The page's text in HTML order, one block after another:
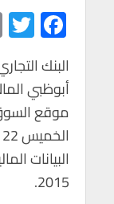
F
ac
e
b
o
o
k
أبوظبي
موقع
2015.